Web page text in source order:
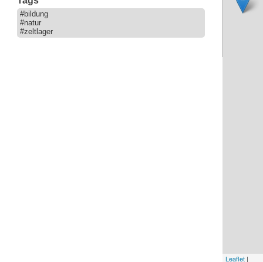
#bildung
#natur
#zeltlager
Leaflet|